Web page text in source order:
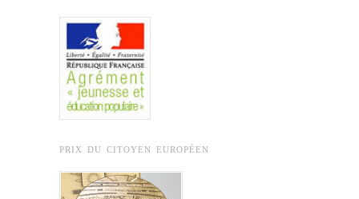
PRIX DU CITOYEN EUROPÉEN